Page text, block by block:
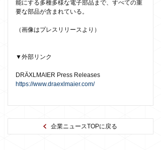
能にする多種多様な電子部品まで、すべての重
要な部品が含まれている。
（画像はプレスリリースより）
▼外部リンク
DRÄXLMAIER Press Releases
https://www.draexlmaier.com/
企業ニュースTOPに戻る